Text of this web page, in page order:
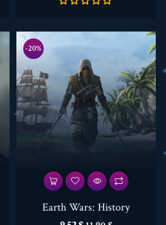
-20%
Earth Wars: History